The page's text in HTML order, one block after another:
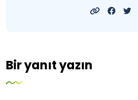
Bir yanıt yazın